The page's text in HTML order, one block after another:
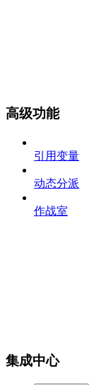
高级功能
引用变量
动态分派
作战室
集成中心